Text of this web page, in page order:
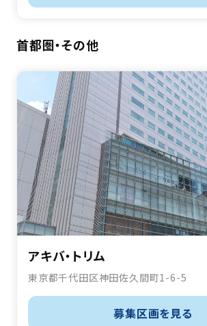
首都圏・その他
アキバ・トリム
東京都千代田区神田佐久間町1-6-5
募集区画を見る